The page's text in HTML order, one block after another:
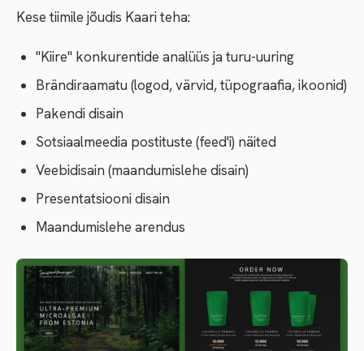
Kese tiimile jõudis Kaari teha:
"Kiire" konkurentide analüüs ja turu-uuring
Brändiraamatu (logod, värvid, tüpograafia, ikoonid)
Pakendi disain
Sotsiaalmeedia postituste (feed'i) näited
Veebidisain (maandumislehe disain)
Presentatsiooni disain
Maandumislehe arendus